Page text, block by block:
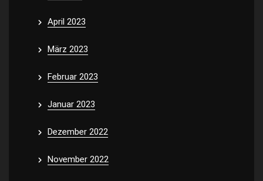
April 2023
März 2023
Februar 2023
Januar 2023
Dezember 2022
November 2022